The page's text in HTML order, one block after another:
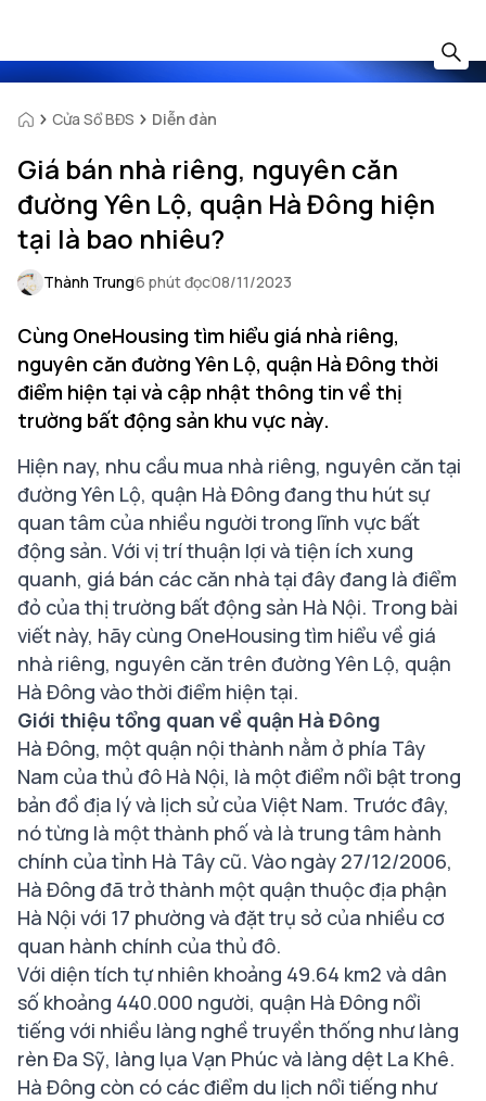
Cửa Sổ BĐS Diễn đàn
Giá bán nhà riêng, nguyên căn
đường Yên Lộ, quận Hà Đông hiện
tại là bao nhiêu?
Thành Trung6 phút đọc08/11/2023
Cùng OneHousing tìm hiểu giá nhà riêng,
nguyên căn đường Yên Lộ, quận Hà Đông thời
điểm hiện tại và cập nhật thông tin về thị
trường bất động sản khu vực này.
Hiện nay, nhu cầu mua nhà riêng, nguyên căn tại
đường Yên Lộ, quận Hà Đông đang thu hút sự
quan tâm của nhiều người trong lĩnh vực bất
động sản. Với vị trí thuận lợi và tiện ích xung
quanh, giá bán các căn nhà tại đây đang là điểm
đỏ của thị trường bất động sản Hà Nội. Trong bài
viết này, hãy cùng OneHousing tìm hiểu về giá
nhà riêng, nguyên căn trên đường Yên Lộ, quận
Hà Đông vào thời điểm hiện tại.
Giới thiệu tổng quan về quận Hà Đông
Hà Đông, một quận nội thành nằm ở phía Tây
Nam của thủ đô Hà Nội, là một điểm nổi bật trong
bản đồ địa lý và lịch sử của Việt Nam. Trước đây,
nó từng là một thành phố và là trung tâm hành
chính của tỉnh Hà Tây cũ. Vào ngày 27/12/2006,
Hà Đông đã trở thành một quận thuộc địa phận
Hà Nội với 17 phường và đặt trụ sở của nhiều cơ
quan hành chính của thủ đô.
Với diện tích tự nhiên khoảng 49.64 km2 và dân
số khoảng 440.000 người, quận Hà Đông nổi
tiếng với nhiều làng nghề truyền thống như làng
rèn Đa Sỹ, làng lụa Vạn Phúc và làng dệt La Khê.
Hà Đông còn có các điểm du lịch nổi tiếng như